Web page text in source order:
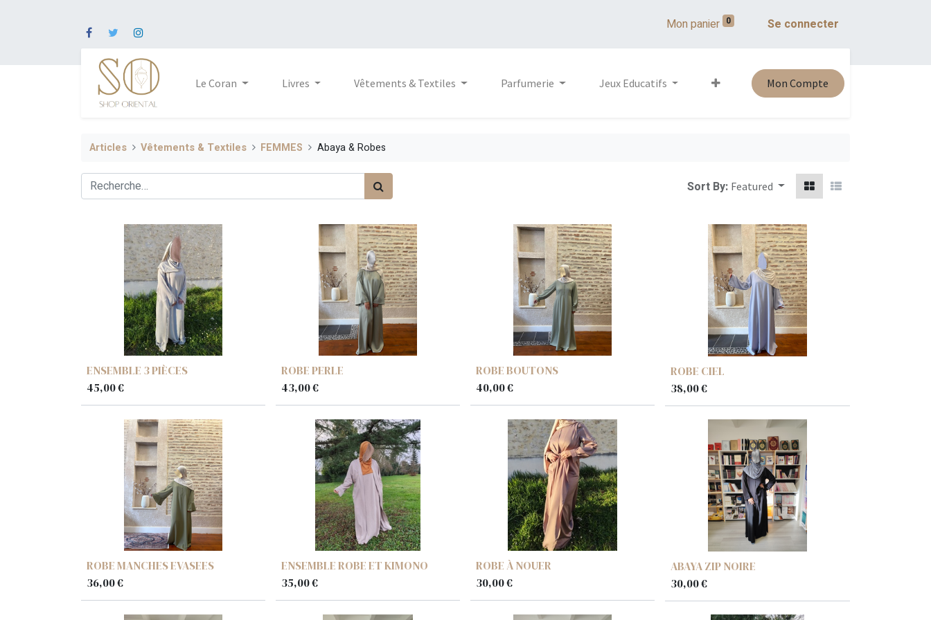
Mon panier 0 Se connecter
Le Coran Livres Vêtements & Textiles Parfumerie Jeux Educatifs Mon Compte
Articles Vêtements & Textiles FEMMES Abaya & Robes
Sort By: Featured
ENSEMBLE 3 PIÈCES
45,00€
ROBE PERLE
43,00€
ROBE BOUTONS
40,00€
ROBE CIEL
38,00€
ROBE MANCHES EVASEES
36,00€
ENSEMBLE ROBE ET KIMONO
35,00€
ROBE À NOUER
30,00€
ABAYA ZIP NOIRE
30,00€